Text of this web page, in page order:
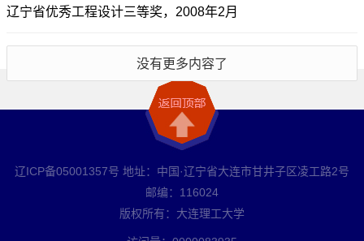
辽宁省优秀工程设计三等奖，2008年2月
没有更多内容了
辽ICP备05001357号 地址：中国·辽宁省大连市甘井子区凌工路2号
邮编：116024
版权所有：大连理工大学